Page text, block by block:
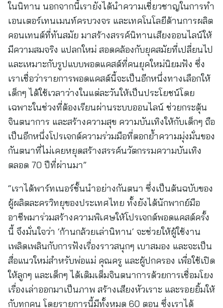
ในนิทาน นอกจากนี้เรายังได้นำความเชี่ยวชาญในการทำ
เอนเตอร์เทนเมนท์ครบวงจร และเทคโนโลยีด้านการผลิต
คอนเทนต์ที่ทันสมัย มาสร้างสรรค์นิทานเสียงออนไลน์ให้
มีความสมจริง แปลกใหม่ สอดคล้องกับยุคสมัยที่เปลี่ยนไป
และเหมาะกับรูปแบบพอดแคสต์ที่คนยุคใหม่นิยมฟัง ซึ่ง
เราเชื่อว่ารายการพอดแคสต์นี้จะเป็นอีกหนึ่งทางเลือกให้
เด็กๆ ได้ใช้เวลาว่างในแต่ละวันให้เป็นประโยชน์โดย
เฉพาะในช่วงที่ต้องเรียนผ่านระบบออนไลน์ ช่วยกระตุ้น
จินตนาการ และสร้างความสุข ความบันเทิงให้กับเด็กๆ ถือ
เป็นอีกหนึ่งโปรเจกต์ความร่วมมือที่ตอกย้ำความมุ่งมั่นของ
กันตนาที่ไม่เคยหยุดสร้างสรรค์นวัตกรรมความบันเทิง
ตลอด 70 ปีที่ผ่านมา”
“เราได้พาร์ทเนอร์ชั้นนำอย่างกันตนา ซึ่งเป็นต้นฉบับของ
ผู้ผลิตละครวิทยุของประเทศไทย ทั้งยังได้นักพากย์มือ
อาชีพมาร่วมสร้างความพิเศษให้โปรเจกต์พอดแคสต์ครั้ง
นี้ จึงมั่นใจว่า ‘ก้านกล้วยเล่านิทาน’ จะช่วยให้ผู้ใช้งาน
เพลิดเพลินกับการฟังเรื่องราวสนุกๆ เบาสมอง และจะเป็น
สื่อแนวใหม่สำหรับพ่อแม่ คุณครู และผู้ปกครอง เพื่อใช้เปิด
ให้ลูกๆ และเด็กๆ ได้เติมเต็มจินตนาการด้วยการเชื่อมโยง
เรื่องเล่าออกมาเป็นภาพ สร้างเสียงหัวเราะ และรอยยิ้มให้
กับทุกคน โดยรายการนี้มีทั้งหมด 60 ตอน ซึ่งเราได้